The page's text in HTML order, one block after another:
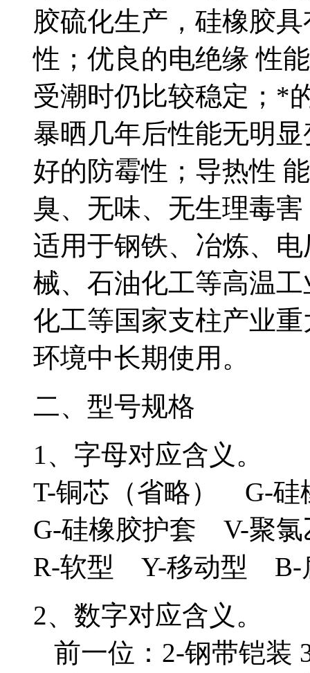
胶硫化生产，硅橡
性；优良的电绝缘 性
受潮时仍比较稳定；
暴晒几年后性能无明显
好的防霉性；导热性 能
臭、无味、无生理毒
适用于钢铁、冶炼、电
械、石油化工等高温工业
化工等国家支柱产业
环境中长期使用。
二、型号规格
1、字母对应含义。
T-铜芯（省略） G-
G-硅橡胶护套 V-聚氯
R-软型 Y-移动型 B-
2、数字对应含义。
前一位：2-钢带铠